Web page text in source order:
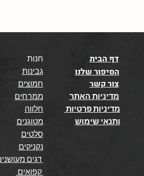
חנות
גבינות
חמוצים
ממרחים
חלווה
מטוגנים
סלטים
נקניקים
דגים מעושנים
קפואים
דף הבית
הסיפור שלנו
צור קשר
מדיניות האתר
ותנאי שימוש